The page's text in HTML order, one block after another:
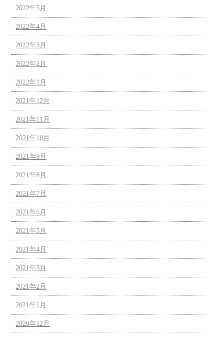
2022年5月
2022年4月
2022年3月
2022年2月
2022年1月
2021年12月
2021年11月
2021年10月
2021年9月
2021年8月
2021年7月
2021年6月
2021年5月
2021年4月
2021年3月
2021年2月
2021年1月
2020年12月